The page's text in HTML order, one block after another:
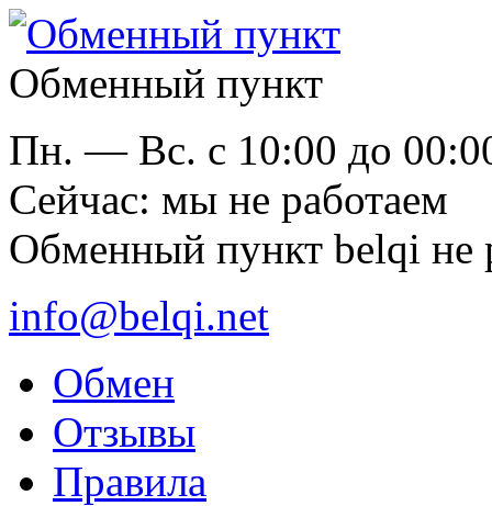
Обменный пункт
Пн. — Вс. с 10:00 до
Cейчас: мы не работаем
Обменный пункт belqi не
info@belqi.net
Обмен
Отзывы
Правила